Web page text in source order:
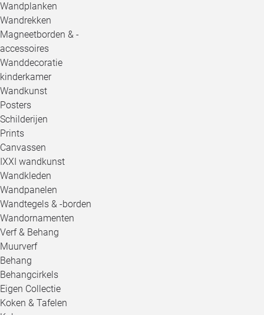
Wandplanken
Wandrekken
Magneetborden & -
accessoires
Wanddecoratie
kinderkamer
Wandkunst
Posters
Schilderijen
Prints
Canvassen
IXXI wandkunst
Wandkleden
Wandpanelen
Wandtegels & -borden
Wandornamenten
Verf & Behang
Muurverf
Behang
Behangcirkels
Eigen Collectie
Koken & Tafelen